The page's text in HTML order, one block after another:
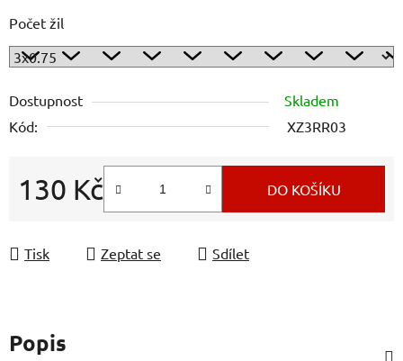
Počet žil
Dostupnost
Skladem
Kód:
XZ3RR03
130 Kč DO KOŠÍKU
Tisk Zeptat se Sdílet
Popis